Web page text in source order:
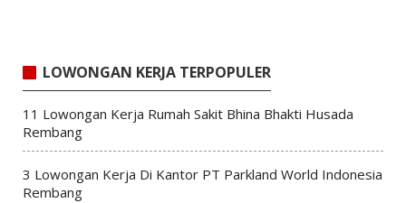
LOWONGAN KERJA TERPOPULER
11 Lowongan Kerja Rumah Sakit Bhina Bhakti Husada
Rembang
3 Lowongan Kerja Di Kantor PT Parkland World Indonesia
Rembang